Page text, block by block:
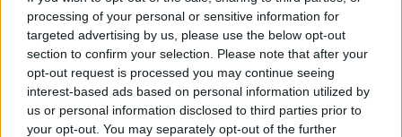
processing of your personal or sensitive information for
targeted advertising by us, please use the below opt-out
section to confirm your selection. Please note that after your
opt-out request is processed you may continue seeing
interest-based ads based on personal information utilized by
us or personal information disclosed to third parties prior to
your opt-out. You may separately opt-out of the further
kincsili 27738903
.Galadriel. 29428044
Galadriel* 31098761
24.1.26